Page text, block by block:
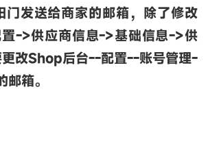
门发送给商家的邮箱，除了修改
->供应商信息->基础信息->供
更改Shop后台--配置--账号管理-
箱。